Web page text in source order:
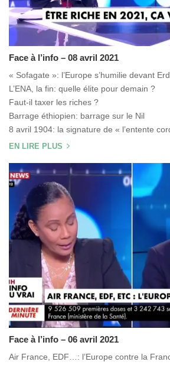
Face à l’info – 08 avril 2021
« Sofagate »: l’Europe s’humilie devant
L’ENA, la fin: quelle élite pour demain ?
Faut-il taxer les riches ?
Barrage éthiopien: barrage sur le Nil
8 avril 1904: la signature de « l’entente
EN LIRE PLUS
Face à l’info – 06 avril 2021
Air France, EDF…: l’Europe contre la